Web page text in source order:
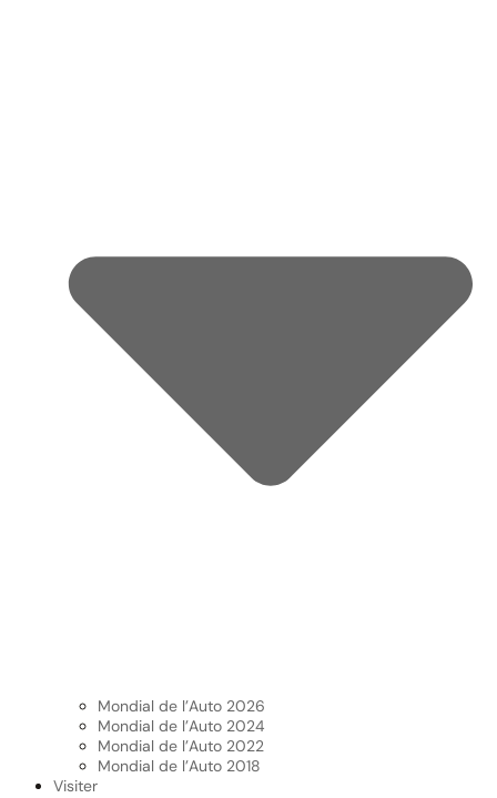
Mondial de l’Auto 2026
Mondial de l’Auto 2024
Mondial de l’Auto 2022
Mondial de l’Auto 2018
Visiter